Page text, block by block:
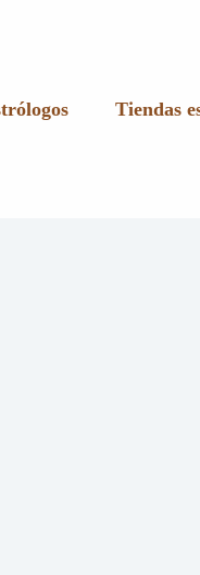
Tiendas